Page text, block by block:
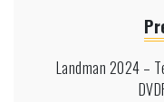
Landman 2024 –